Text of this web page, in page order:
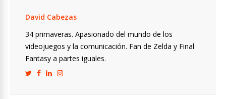
David Cabezas
34 primaveras. Apasionado del mundo de los
videojuegos y la comunicación. Fan de Zelda y Final
Fantasy a partes iguales.